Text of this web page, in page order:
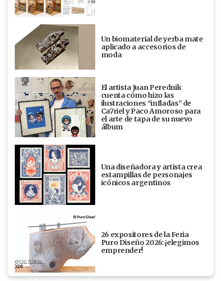
Un biomaterial de yerba mate
aplicado a accesorios de
moda
El artista Juan Perednik
cuenta cómo hizo las
ilustraciones “infladas” de
Ca7riel y Paco Amoroso para
el arte de tapa de su nuevo
álbum
Una diseñadora y artista crea
estampillas de personajes
icónicos argentinos
26 expositores de la Feria
Puro Diseño 2026: ¡elegimos
emprender!